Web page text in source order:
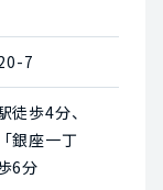
7
徒歩4分、
銀座一丁
6分